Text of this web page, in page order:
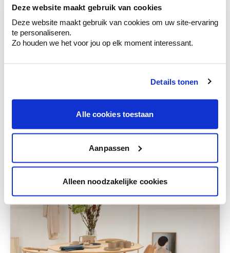
Deze website maakt gebruik van cookies
Deze website maakt gebruik van cookies om uw site-ervaring
te personaliseren.
Zo houden we het voor jou op elk moment interessant.
Details tonen
Alle cookies toestaan
Aanpassen
Alleen noodzakelijke cookies
Ontdek er kleurechte stalen van je
kleurenselectie.
Bekijk er de bijhorende tinten om je kleur
te verfijnen.
Deze stijlen zijn misschien ook iets voor jou